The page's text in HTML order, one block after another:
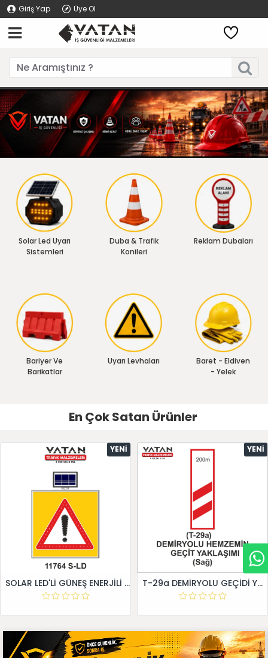
Giriş Yap Üye Ol
Solar Led Uyarı
Sistemleri
Duba & Trafik
Konileri
Reklam Dubaları
Bariyer Ve
Barikatlar
Uyarı Levhaları
Baret - Eldiven
- Yelek
En Çok Satan Ürünler
YENI
SOLAR LED'Lİ GÜNEŞ ENERJİLİ LEVHA
YENI
T-29a DEMİRYOLU GEÇİDİ YAKLAŞIM LEVHALARI (Sağ)